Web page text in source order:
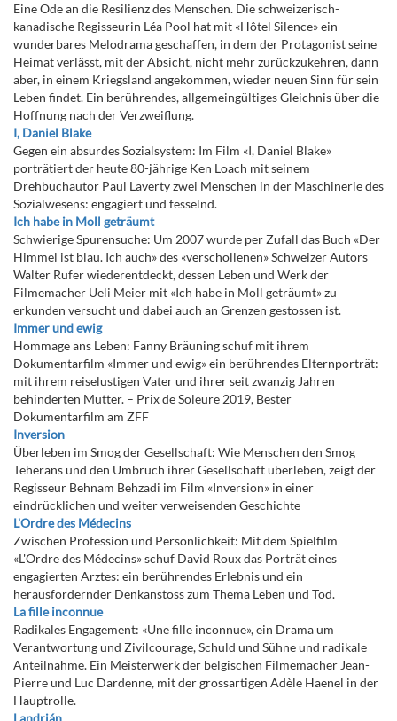
Eine Ode an die Resilienz des Menschen. Die schweizerisch-
kanadische Regisseurin Léa Pool hat mit «Hôtel Silence» ein
wunderbares Melodrama geschaffen, in dem der Protagonist seine
Heimat verlässt, mit der Absicht, nicht mehr zurückzukehren, dann
aber, in einem Kriegsland angekommen, wieder neuen Sinn für sein
Leben findet. Ein berührendes, allgemeingültiges Gleichnis über die
Hoffnung nach der Verzweiflung.
I, Daniel Blake
Gegen ein absurdes Sozialsystem: Im Film «I, Daniel Blake»
porträtiert der heute 80-jährige Ken Loach mit seinem
Drehbuchautor Paul Laverty zwei Menschen in der Maschinerie des
Sozialwesens: engagiert und fesselnd.
Ich habe in Moll geträumt
Schwierige Spurensuche: Um 2007 wurde per Zufall das Buch «Der
Himmel ist blau. Ich auch» des «verschollenen» Schweizer Autors
Walter Rufer wiederentdeckt, dessen Leben und Werk der
Filmemacher Ueli Meier mit «Ich habe in Moll geträumt» zu
erkunden versucht und dabei auch an Grenzen gestossen ist.
Immer und ewig
Hommage ans Leben: Fanny Bräuning schuf mit ihrem
Dokumentarfilm «Immer und ewig» ein berührendes Elternporträt:
mit ihrem reiselustigen Vater und ihrer seit zwanzig Jahren
behinderten Mutter. – Prix de Soleure 2019, Bester
Dokumentarfilm am ZFF
Inversion
Überleben im Smog der Gesellschaft: Wie Menschen den Smog
Teherans und den Umbruch ihrer Gesellschaft überleben, zeigt der
Regisseur Behnam Behzadi im Film «Inversion» in einer
eindrücklichen und weiter verweisenden Geschichte
L'Ordre des Médecins
Zwischen Profession und Persönlichkeit: Mit dem Spielfilm
«L'Ordre des Médecins» schuf David Roux das Porträt eines
engagierten Arztes: ein berührendes Erlebnis und ein
herausfordernder Denkanstoss zum Thema Leben und Tod.
La fille inconnue
Radikales Engagement: «Une fille inconnue», ein Drama um
Verantwortung und Zivilcourage, Schuld und Sühne und radikale
Anteilnahme. Ein Meisterwerk der belgischen Filmemacher Jean-
Pierre und Luc Dardenne, mit der grossartigen Adèle Haenel in der
Hauptrolle.
Landrián